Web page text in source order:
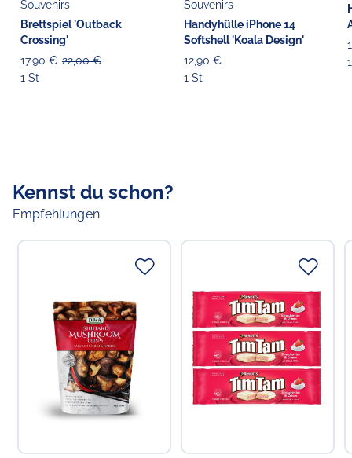
Souvenirs
Brettspiel 'Outback
Crossing'
17,90 € 22,00 €
1 St
Souvenirs
Handyhülle iPhone 14
Softshell 'Koala Design'
12,90 €
1 St
Kennst du schon?
Empfehlungen